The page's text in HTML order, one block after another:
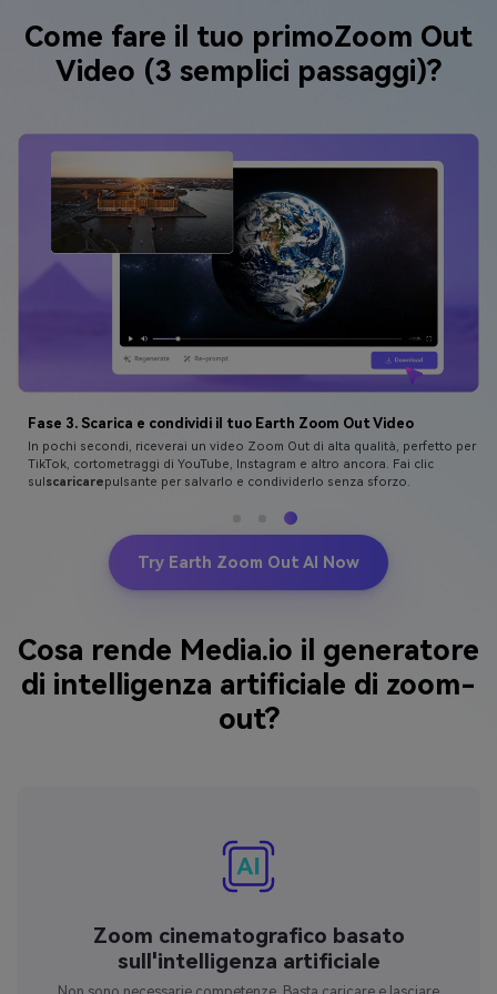
Come fare il tuo primoZoom Out
Video (3 semplici passaggi)?
Fase 3. Scarica e condividi il tuo Earth Zoom Out Video
In pochi secondi, riceverai un video Zoom Out di alta qualità, perfetto per
TikTok, cortometraggi di YouTube, Instagram e altro ancora. Fai clic
sul scaricarepulsante per salvarlo e condividerlo senza sforzo.
Try Earth Zoom Out AI Now
Cosa rende Media.io il generatore
di intelligenza artificiale di zoom-
out?
Zoom cinematografico basato
sull'intelligenza artificiale